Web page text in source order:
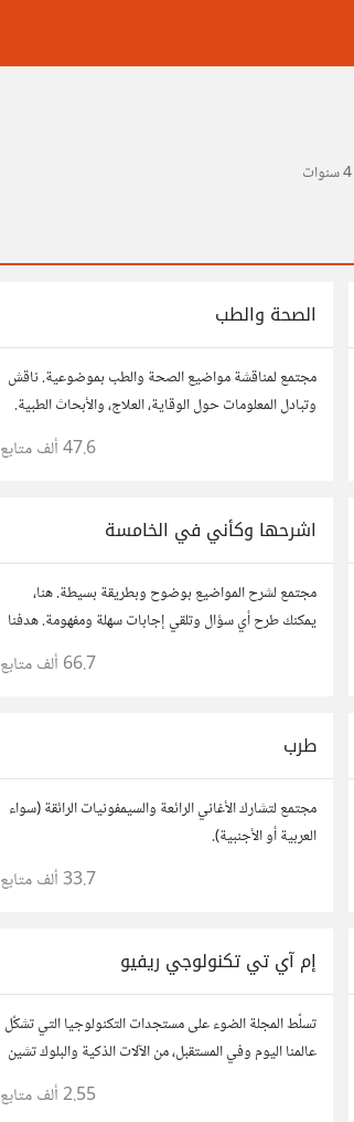
4 سنوات
الصحة والطب
مجتمع لمناقشة مواضيع الصحة والطب بموضوعية. ناقش
وتبادل المعلومات حول الوقاية، العلاج، والأبحاث الطبية.
شارك مقالاتك، نصائحك، وأسئلتك، وتواصل مع أشخاص
47.6 ألف متابع
اشرحها وكأني في الخامسة
مجتمع لشرح المواضيع بوضوح وبطريقة بسيطة. هنا،
يمكنك طرح أي سؤال وتلقي إجابات سهلة ومفهومة. هدفنا
هو تبسيط المعلومات لتكون سهلة على الجميع، تمامًا كما لو
66.7 ألف متابع
طرب
مجتمع لتشارك الأغاني الرائعة والسيمفونيات الرائقة (سواء
العربية أو الأجنبية).
33.7 ألف متابع
إم آي تي تكنولوجي ريفيو
تسلّط المجلة الضوء على مستجدات التكنولوجيا التي تشكّل
عالمنا اليوم وفي المستقبل، من الآلات الذكية والبلوك تشين
إلى الذكاء الاصطناعي وتكنولوجيا الأعمال وحتى عالم
2.55 ألف متابع